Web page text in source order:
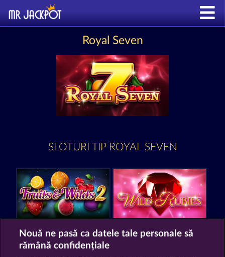
Royal Seven
SLOTURI TIP ROYAL SEVEN
Wild Rubies
Nouă ne pasă ca datele tale personale să
rămână confidențiale